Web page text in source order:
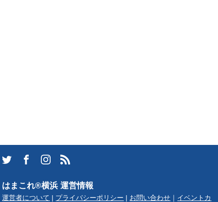
はまこれ®横浜 運営情報
運営者について プライバシーポリシー お問い合わせ
イベントカ